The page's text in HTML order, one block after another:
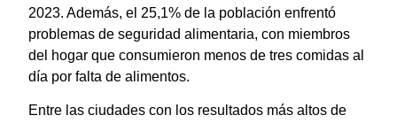
2023. Además, el 25,1% de la población enfrentó
problemas de seguridad alimentaria, con miembros
del hogar que consumieron menos de tres comidas al
día por falta de alimentos.
Entre las ciudades con los resultados más altos de